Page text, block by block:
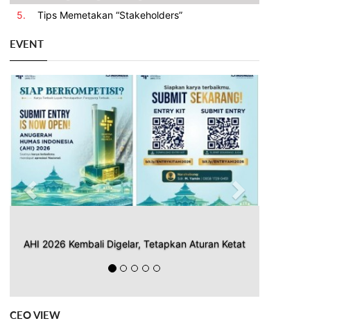
5.
Tips Memetakan “Stakeholders”
EVENT
AHI 2026 Kembali Digelar, Tetapkan Aturan Ketat
Previous Next
CEO VIEW